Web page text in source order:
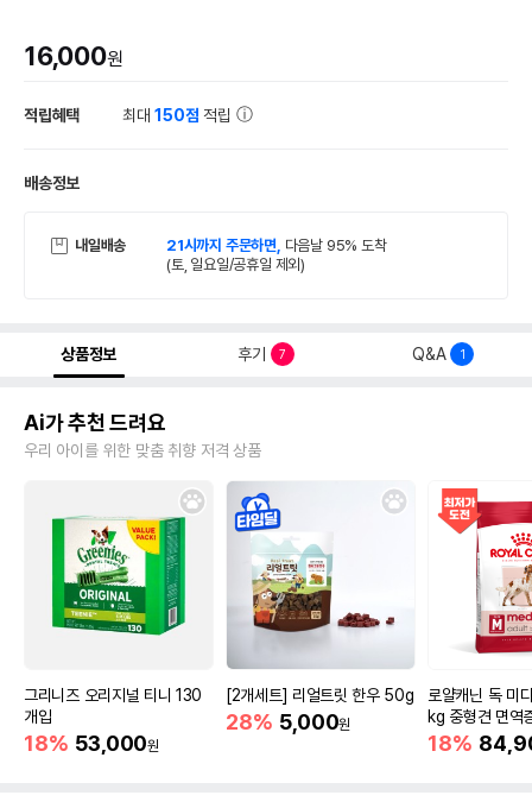
16,000원
적립혜택 최대150점 적립
배송정보
내일배송 21시까지 주문하면, 다음날 95% 도착
(토, 일요일/공휴일 제외)
상품정보 후기 7 Q&A 1
Ai가 추천 드려요
우리 아이를 위한 맞춤 취향 저격 상품
그리니즈 오리지널 티니 130
개입
18% 53,000원
[2개세트] 리얼트릿 한우 50g
28% 5,000원
로얄캐닌 독 미
kg 중형견 면역
18%